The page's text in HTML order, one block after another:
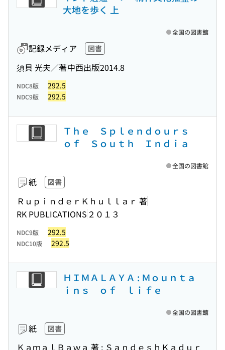
大地を歩く 上
記録メディア 図書
須貝 光夫／著中西出版2014.8
全国の図書館
NDC8版 292.5
NDC9版 292.5
Ｔｈｅ Ｓｐｌｅｎｄｏｕｒｓ
ｏｆ Ｓｏｕｔｈ Ｉｎｄｉａ
紙 図書
ＲｕｐｉｎｄｅｒＫｈｕｌｌａｒ 著
RK PUBLICATIONS ２０１３
全国の図書館
NDC9版 292.5
NDC10版 292.5
ＨＩＭＡＬＡＹＡ : Ｍｏｕｎｔａ
ｉｎｓ ｏｆ ｌｉｆｅ
紙 図書
ＫａｍａｌＢａｗａ 著 ; ＳａｎｄｅｓｈＫａｄｕｒ
全国の図書館